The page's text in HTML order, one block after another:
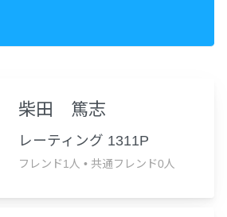
柴田 篤志
レーティング 1311P
フレンド1人 • 共通フレンド0人